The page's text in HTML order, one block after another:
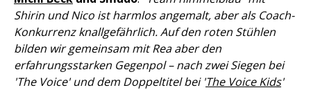
Shirin und Nico ist harmlos angemalt, aber als Coach-
Konkurrenz knallgefährlich. Auf den roten Stühlen
bilden wir gemeinsam mit Rea aber den
erfahrungsstarken Gegenpol – nach zwei Siegen bei
'The Voice' und dem Doppeltitel bei 'The Voice Kids'